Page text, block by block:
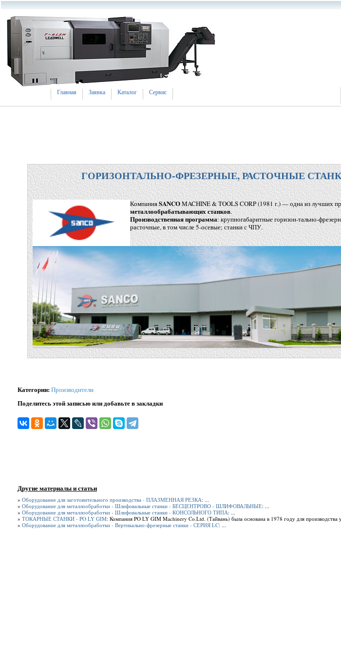
Главная Заявка Каталог Сервис
ГОРИЗОНТАЛЬНО-ФРЕЗЕРНЫЕ, РАСТОЧНЫЕ
КомпанияSANCOMACHINE & TOOLS CORP(1981г.) — одна из лучших
металлообрабатывающих станков.
Производственная программа: крупногабаритные горизон-тально-
расточные, в том числе 5-осевые; станки с ЧПУ.
Категории:Производители
Поделитесь этой записью или добавьте в закладки
Другие материалы и статьи
» Оборудование для заготовительного производства - ПЛАЗМЕННАЯ РЕЗКА: ...
» Оборудование для металлообработки - Шлифовальные станки - БЕСЦЕНТРОВО - ШЛИФОВАЛЬНЫЕ: ...
» Оборудование для металлообработки - Шлифовальные станки - КОНСОЛЬНОГО ТИПА: ...
» ТОКАРНЫЕ СТАНКИ - PO LY GIM: Компания PO LY GIM Machinery Co.Ltd. (Тайвань) была основана в 1978 году для производства
» Оборудование для металлообработки - Вертикально-фрезерные станки - СЕРИЯ LC: ...